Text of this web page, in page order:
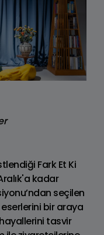
Fark Et Ki
kadar
seçilen
bir araya
tasvir